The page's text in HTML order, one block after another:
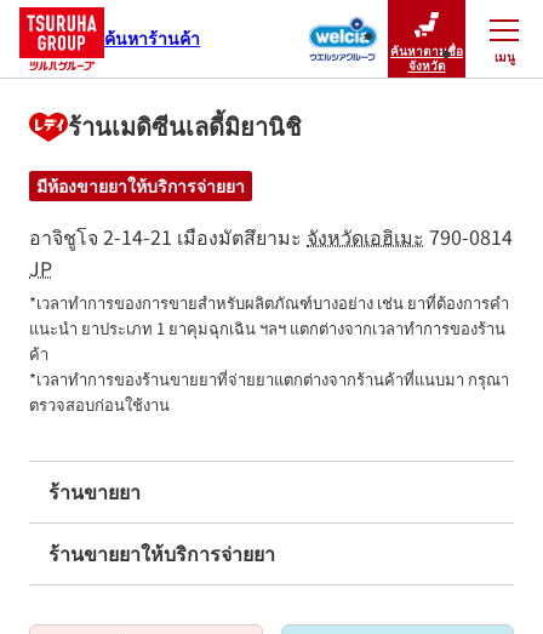
ค้นหาร้านค้า
ค้นหาตามชื่อ
จังหวัด
เมนู
ปิดเมนู
ร้านเมดิซีนเลดี้มิยานิชิ
มีห้องขายยาให้บริการจ่ายยา
อาจิชูโจ 2-14-21 เมืองมัตสึยามะ จังหวัดเอฮิเมะ 790-0814
JP
*เวลาทำการของการขายสำหรับผลิตภัณฑ์บางอย่าง เช่น ยาที่ต้องการคำ
แนะนำ ยาประเภท 1 ยาคุมฉุกเฉิน ฯลฯ แตกต่างจากเวลาทำการของร้าน
ค้า
*เวลาทำการของร้านขายยาที่จ่ายยาแตกต่างจากร้านค้าที่แนบมา กรุณา
ตรวจสอบก่อนใช้งาน
ร้านขายยา
ร้านขายยาให้บริการจ่ายยา